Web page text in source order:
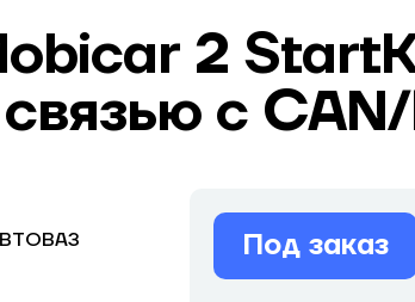
2
с
Под заказ